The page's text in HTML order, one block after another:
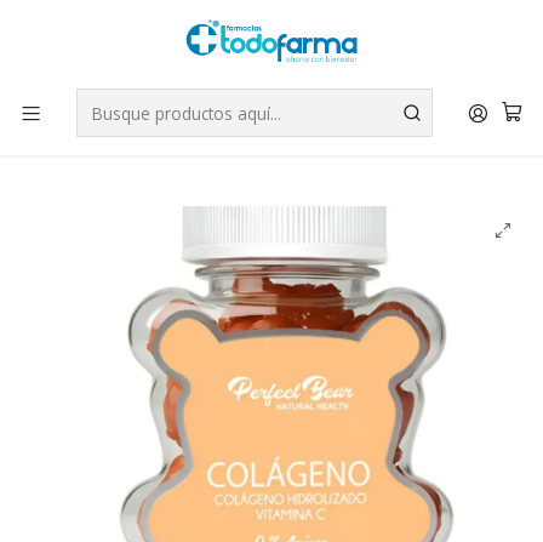
Tus compras tienen envío GRATIS por Rappi - Atención exclusiva
para Chile | WhatsApp +56
Leer más
Inicio Suplementos
Colágeno hidrolizado Vitamina C 60 Gomitas. Perfect Bear